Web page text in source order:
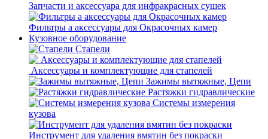
Запчасти и аксессуара для инфракрасных сушек
Фильтры а аксессуары для Окрасочных камер
Кузовное оборудование
Стапели
Аксессуары и комплектующие для стапелей
Зажимы вытяжные, Цепи
Растяжки гидравлические
Системы измерения
кузова
Инструмент для удаления вмятин без покраски